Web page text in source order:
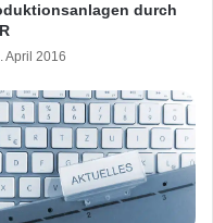
durch
April 2016